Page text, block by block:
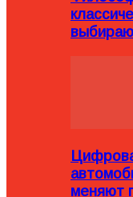
меняют